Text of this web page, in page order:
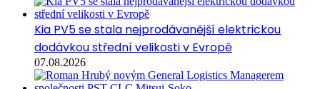
Kia PV5 se stala nejprodávanější elektrickou
dodávkou střední velikosti v Evropě
07.08.2026